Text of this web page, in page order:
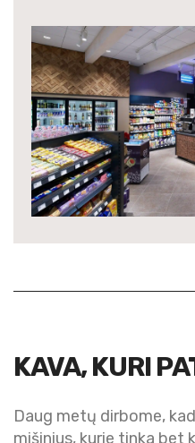
KAVA, KURI
Daug metų dirbome,
mišinius, kurie tinka bet